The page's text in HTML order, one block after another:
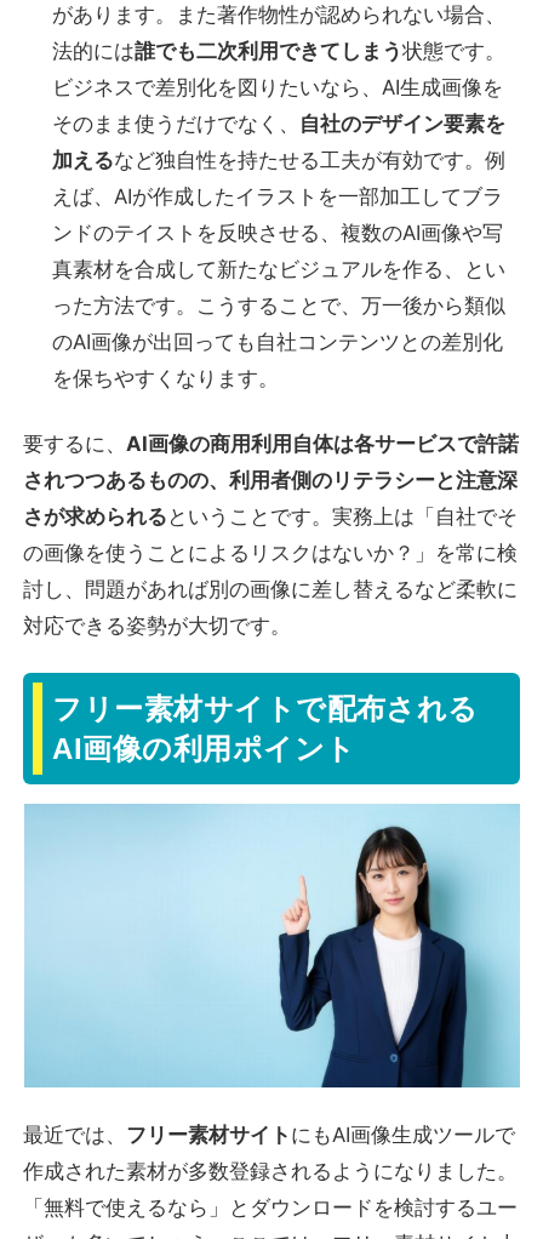
があります。また著作物性が認められない場合、
法的には誰でも二次利用できてしまう状態です。
ビジネスで差別化を図りたいなら、AI生成画像を
そのまま使うだけでなく、 自社のデザイン要素を
加えるなど独自性を持たせる工夫が有効です。例
えば、AIが作成したイラストを一部加工してブラ
ンドのテイストを反映させる、複数のAI画像や写
真素材を合成して新たなビジュアルを作る、とい
った方法です。こうすることで、万一後から類似
のAI画像が出回っても自社コンテンツとの差別化
を保ちやすくなります。
要するに、AI画像の商用利用自体は各サービスで許諾
されつつあるものの、利用者側のリテラシーと注意深
さが求められる ということです。実務上は「自社でそ
の画像を使うことによるリスクはないか？」を常に検
討し、問題があれば別の画像に差し替えるなど柔軟に
対応できる姿勢が大切です。
フリー素材サイトで配布される
AI画像の利用ポイント
最近では、 フリー素材サイト にもAI画像生成ツールで
作成された素材が多数登録されるようになりました。
「無料で使えるなら」とダウンロードを検討するユー